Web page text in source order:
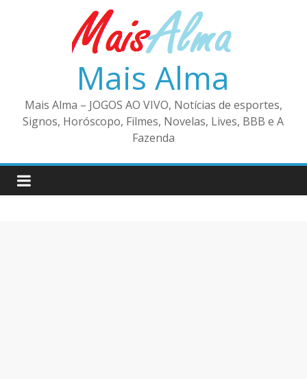
Mais Alma
Mais Alma – JOGOS AO VIVO, Notícias de esportes,
Signos, Horóscopo, Filmes, Novelas, Lives, BBB e A
Fazenda